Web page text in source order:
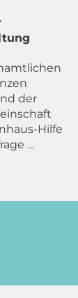
der
Hilfe
…